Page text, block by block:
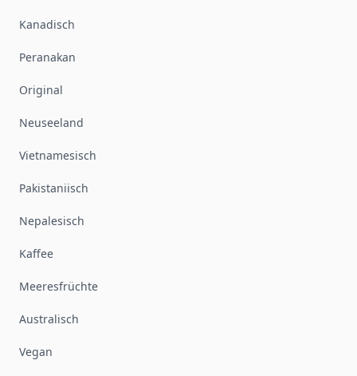
Kanadisch
Peranakan
Original
Neuseeland
Vietnamesisch
Pakistaniisch
Nepalesisch
Kaffee
Meeresfrüchte
Australisch
Vegan